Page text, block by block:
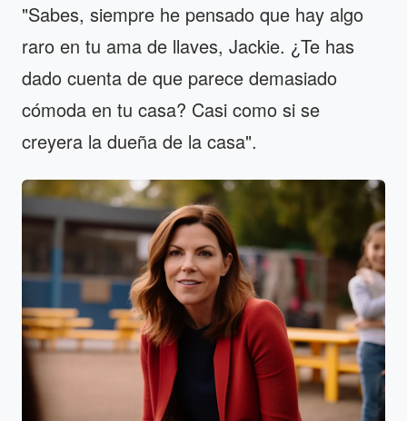
"Sabes, siempre he pensado que hay algo
raro en tu ama de llaves, Jackie. ¿Te has
dado cuenta de que parece demasiado
cómoda en tu casa? Casi como si se
creyera la dueña de la casa".